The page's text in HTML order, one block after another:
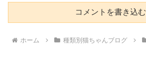
コメントを書き込む
ホーム 種類別猫ちゃんブログ